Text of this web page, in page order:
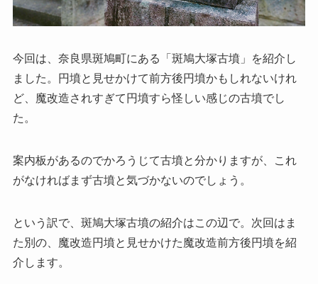
今回は、奈良県斑鳩町にある「斑鳩大塚古墳」を紹介し
ました。円墳と見せかけて前方後円墳かもしれないけれ
ど、魔改造されすぎて円墳すら怪しい感じの古墳でし
た。
案内板があるのでかろうじて古墳と分かりますが、これ
がなければまず古墳と気づかないのでしょう。
という訳で、斑鳩大塚古墳の紹介はこの辺で。次回はま
た別の、魔改造円墳と見せかけた魔改造前方後円墳を紹
介します。